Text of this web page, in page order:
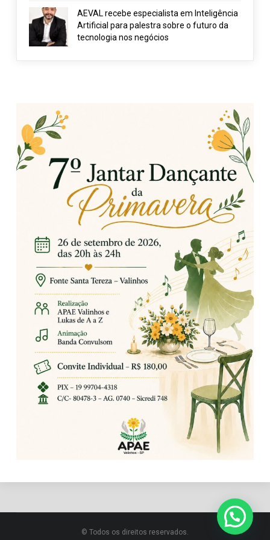
AEVAL recebe especialista em Inteligência
Artificial para palestra sobre o futuro da
tecnologia nos negócios
© Todos os direitos reservados.